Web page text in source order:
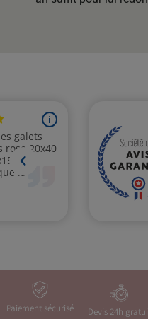
Paiement sécurisé Devis 24h